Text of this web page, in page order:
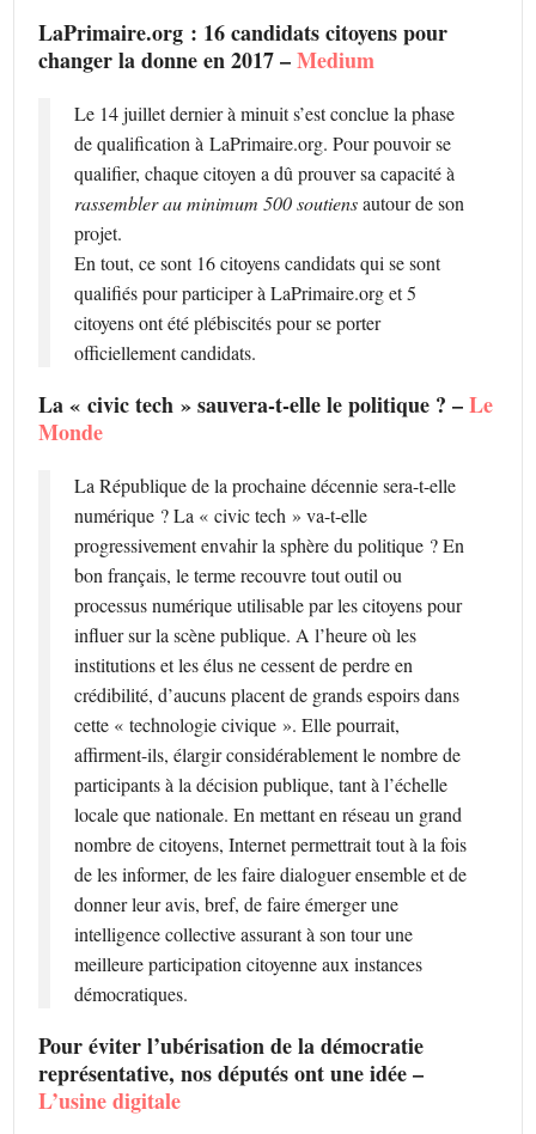
LaPrimaire.org : 16 candidats citoyens pour
changer la donne en 2017 –Medium
Le 14 juillet dernier à minuit s’est conclue la phase
de qualification à LaPrimaire.org. Pour pouvoir se
qualifier, chaque citoyen a dû prouver sa capacité à
rassembler au minimum 500 soutiensautour de son
projet.
En tout, ce sont 16 citoyens candidats qui se sont
qualifiés pour participer à LaPrimaire.org et 5
citoyens ont été plébiscités pour se porter
officiellement candidats.
La « civic tech » sauvera-t-elle le politique ? –Le
Monde
La République de la prochaine décennie sera-t-elle
numérique ? La « civic tech » va-t-elle
progressivement envahir la sphère du politique ? En
bon français, le terme recouvre tout outil ou
processus numérique utilisable par les citoyens pour
influer sur la scène publique. A l’heure où les
institutions et les élus ne cessent de perdre en
crédibilité, d’aucuns placent de grands espoirs dans
cette « technologie civique ». Elle pourrait,
affirment-ils, élargir considérablement le nombre de
participants à la décision publique, tant à l’échelle
locale que nationale. En mettant en réseau un grand
nombre de citoyens, Internet permettrait tout à la fois
de les informer, de les faire dialoguer ensemble et de
donner leur avis, bref, de faire émerger une
intelligence collective assurant à son tour une
meilleure participation citoyenne aux instances
démocratiques.
Pour éviter l’ubérisation de la démocratie
représentative, nos députés ont une idée –
L’usine digitale